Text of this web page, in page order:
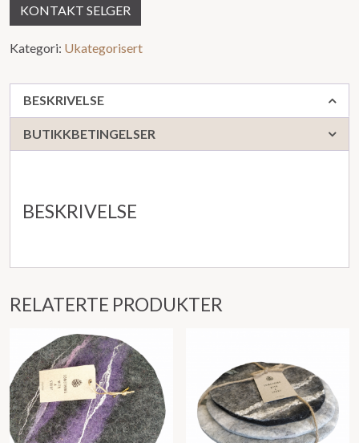
KONTAKT SELGER
Kategori: Ukategorisert
BESKRIVELSE
BUTIKKBETINGELSER
BESKRIVELSE
RELATERTE PRODUKTER